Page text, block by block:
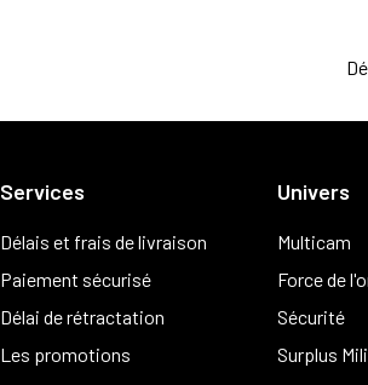
Services
Délais et frais de livraison
Paiement sécurisé
Délai de rétractation
Les promotions
Univers
Multicam
Force de
Sécurité
Surplus